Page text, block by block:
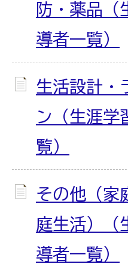
防・薬品（
導者一覧）
生活設計・
ン（生涯学
覧）
その他（家
庭生活）（
導者一覧）